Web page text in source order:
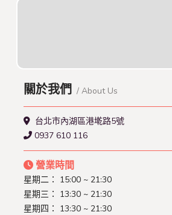
關於我們 / About Us
台北市內湖區港墘路5號
0937 610 116
營業時間
星期二： 15:00 ~ 21:30
星期三： 13:30 ~ 21:30
星期四： 13:30 ~ 21:30